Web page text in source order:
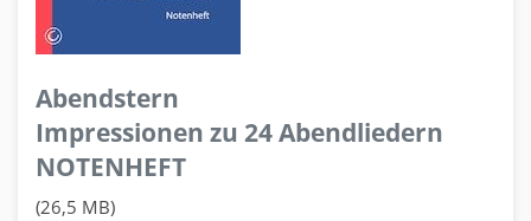
Abendstern
Impressionen zu 24 Abendliedern
NOTENHEFT
(26,5 MB)